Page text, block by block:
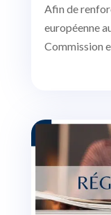
Afin de
européenne
Commission